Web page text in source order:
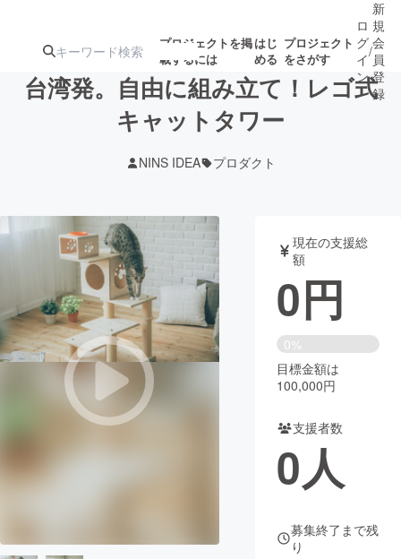
プロジェクトを掲
載するには
はじ
める
プロジェクト
をさがす
ジェクト
募集終了が近いプ
ロジェクト
アート・写真 音楽
テクノロジー・ガジェット ゲーム・サ
映像・映画 書籍・雑誌
ビジネス・起業 チャレンジ
CAMPFIRE Creation
ロ
グ
イ
ン
/
新
規
会
員
登
録
台湾発。自由に組み立て！レゴ式
キャットタワー
NINS IDEA プロダクト
現在の支援総
額
0円
0%
目標金額は
100,000円
支援者数
0人
募集終了まで残
り